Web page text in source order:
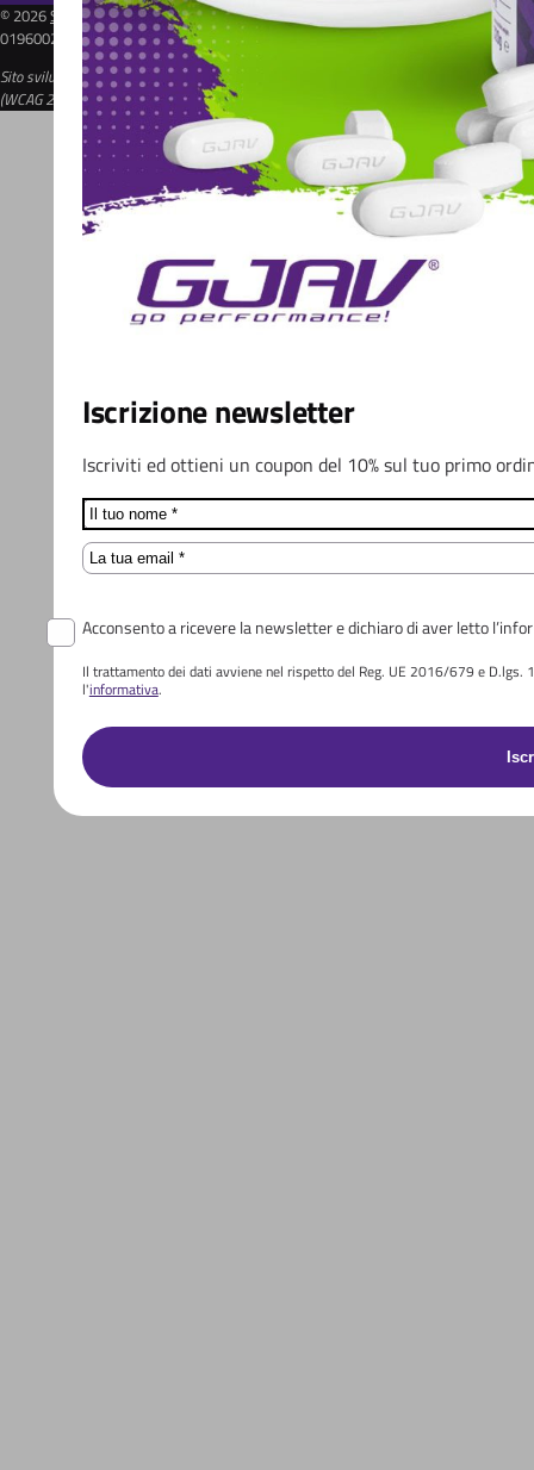
Iscrizione newsletter
Iscriviti ed ottieni un coupon del 10% sul tuo primo
Name
Email
Acconsento a ricevere la newsletter e dichiaro di aver letto
Il trattamento dei dati avviene nel rispetto del Reg. UE 2016/679 e D.lgs.
l'informativa.
© 2026Sport Supplements Srl| Via Comacchio, 47 - 44124 Ferrara (FE) - P.IVA:
01960020384 | REA: FE-213591 | Cap. Soc. 10.000€
Sito sviluppato seguendo gli standard delle Web Content Accessibility Guidelines
(WCAG 2.1 AAA) - Invia segnalazione